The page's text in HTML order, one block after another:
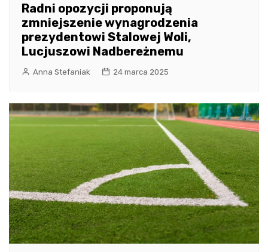
Radni opozycji proponują
zmniejszenie wynagrodzenia
prezydentowi Stalowej Woli,
Lucjuszowi Nadbereżnemu
Anna Stefaniak 24 marca 2025